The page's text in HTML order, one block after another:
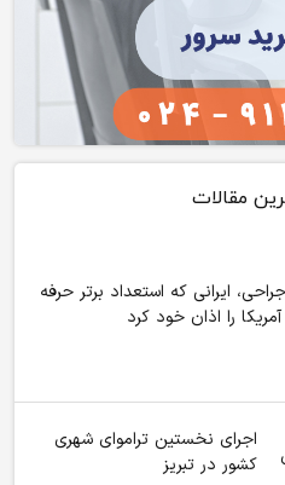
مقالات
ایرانی که استعداد برتر حرفه
را اذان خود کرد
اجرای نخستین تراموای شهری
کشور در تبریز